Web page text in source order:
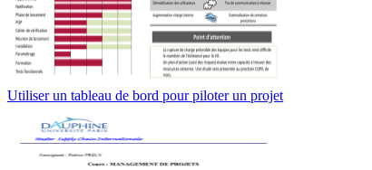
Utiliser un tableau de bord pour piloter un projet